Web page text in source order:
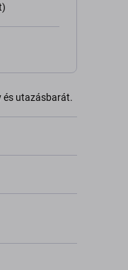
és utazásbarát.